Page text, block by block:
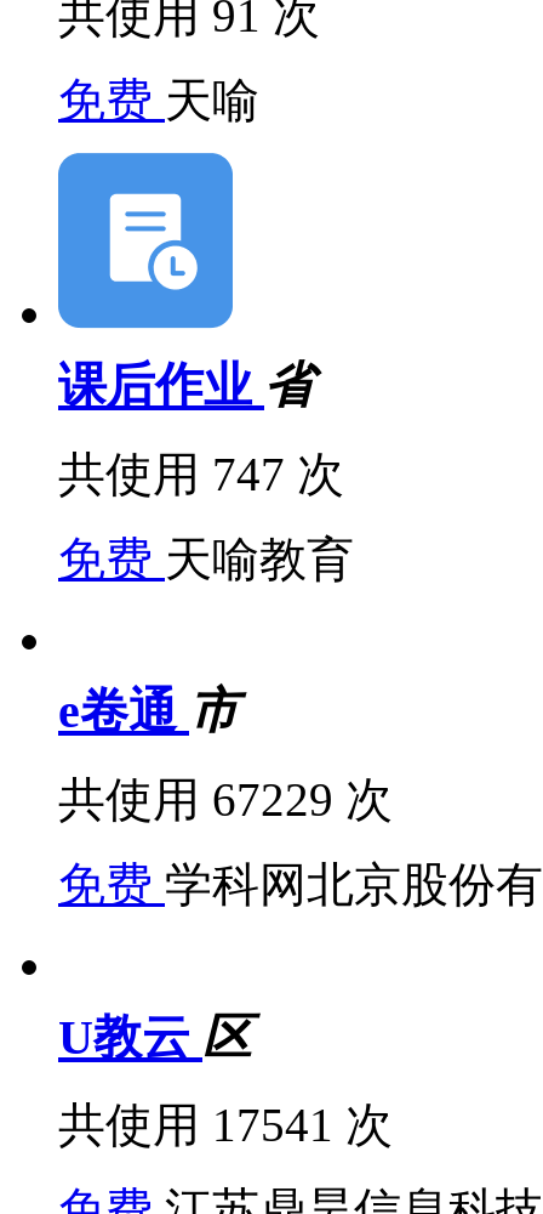
共使用 91 次
免费 天喻
课后作业 省
共使用 747 次
免费 天喻教育
e卷通 市
共使用 67229 次
免费 学科网北京股份
U教云 区
共使用 17541 次